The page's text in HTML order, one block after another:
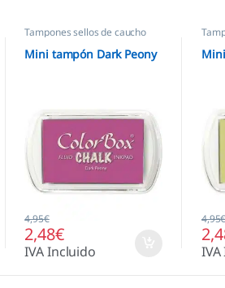
Tampones sellos de caucho
Mini tampón Dark Peony
2,48€
4,95€
IVA Incluido
4,95